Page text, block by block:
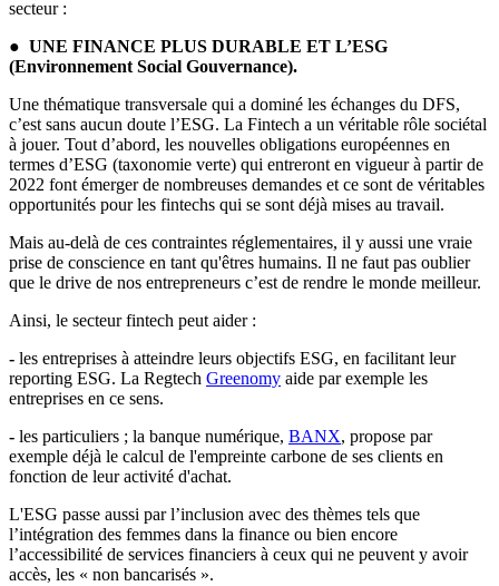
secteur :
● UNE FINANCE PLUS DURABLE ET L’ESG
(Environnement Social Gouvernance).
Une thématique transversale qui a dominé les échanges du DFS,
c’est sans aucun doute l’ESG. La Fintech a un véritable rôle sociétal
à jouer. Tout d’abord, les nouvelles obligations européennes en
termes d’ESG (taxonomie verte) qui entreront en vigueur à partir de
2022 font émerger de nombreuses demandes et ce sont de véritables
opportunités pour les fintechs qui se sont déjà mises au travail.
Mais au-delà de ces contraintes réglementaires, il y aussi une vraie
prise de conscience en tant qu'êtres humains. Il ne faut pas oublier
que le drive de nos entrepreneurs c’est de rendre le monde meilleur.
Ainsi, le secteur fintech peut aider :
- les entreprises à atteindre leurs objectifs ESG, en facilitant leur
reporting ESG. La Regtech Greenomy aide par exemple les
entreprises en ce sens.
- les particuliers ; la banque numérique, BANX, propose par
exemple déjà le calcul de l'empreinte carbone de ses clients en
fonction de leur activité d'achat.
L'ESG passe aussi par l’inclusion avec des thèmes tels que
l’intégration des femmes dans la finance ou bien encore
l’accessibilité de services financiers à ceux qui ne peuvent y avoir
accès, les « non bancarisés ».